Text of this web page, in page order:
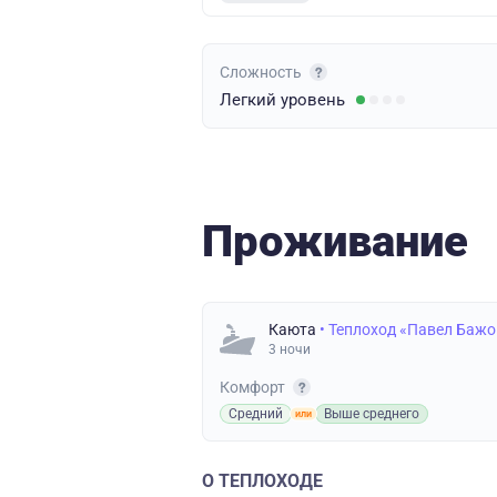
Сложность
Легкий уровень
Проживание
Каюта • Теплоход «Павел
3 ночи
Комфорт
Средний Выше среднего
О ТЕПЛОХОДЕ